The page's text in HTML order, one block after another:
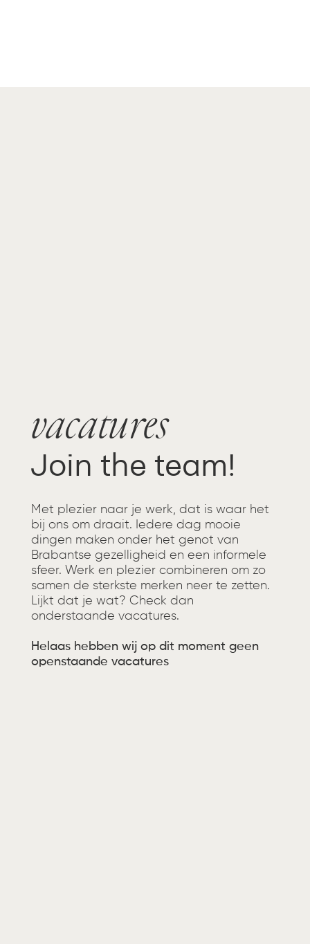
vacatures
Join the team!
Met plezier naar je werk, dat is waar het
bij ons om draait. Iedere dag mooie
dingen maken onder het genot van
Brabantse gezelligheid en een informele
sfeer. Werk en plezier combineren om zo
samen de sterkste merken neer te zetten.
Lijkt dat je wat? Check dan
onderstaande vacatures.
Helaas hebben wij op dit moment geen
openstaande vacatures